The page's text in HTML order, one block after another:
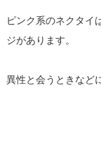
ピンク系のネクタイ
ジがあります。
異性と会うときなど